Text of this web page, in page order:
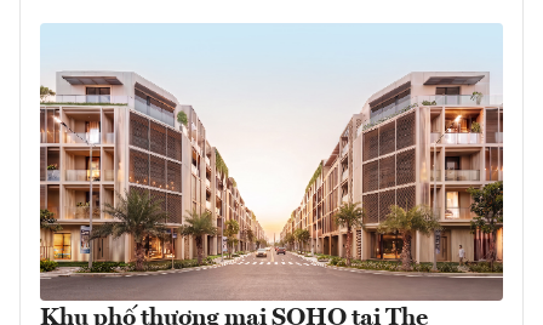
Khu phố thương mại SOHO tại The